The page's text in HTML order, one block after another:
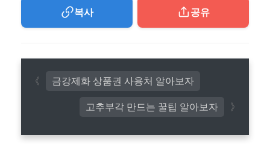
복사 공유
고추부각 만드는 꿀팁 알아보자
금강제화 상품권 사용처 알아보자